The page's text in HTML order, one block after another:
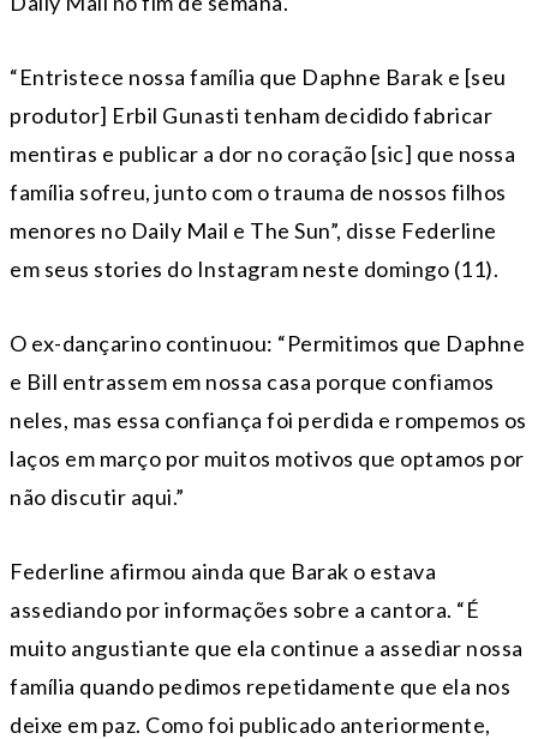
“Entristece nossa família que Daphne Barak e [seu
produtor] Erbil Gunasti tenham decidido fabricar
mentiras e publicar a dor no coração [sic] que nossa
família sofreu, junto com o trauma de nossos filhos
menores no Daily Mail e The Sun”, disse Federline
em seus stories do Instagram neste domingo (11).
O ex-dançarino continuou: “Permitimos que Daphne
e Bill entrassem em nossa casa porque confiamos
neles, mas essa confiança foi perdida e rompemos os
laços em março por muitos motivos que optamos por
não discutir aqui.”
Federline afirmou ainda que Barak o estava
assediando por informações sobre a cantora. “É
muito angustiante que ela continue a assediar nossa
família quando pedimos repetidamente que ela nos
deixe em paz. Como foi publicado anteriormente,